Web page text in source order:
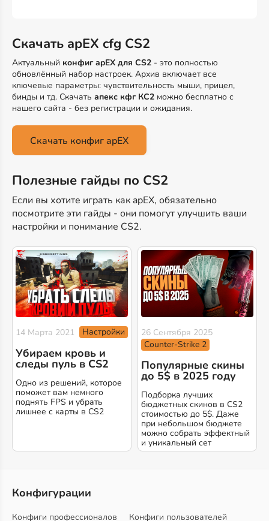
Скачать apEX cfg CS2
Актуальный конфиг apEX для CS2 - это полностью
обновлённый набор настроек. Архив включает все
ключевые параметры: чувствительность мыши, прицел,
бинды и тд. Скачать апекс кфг КС2 можно бесплатно с
нашего сайта - без регистрации и ожидания.
Скачать конфиг apEX
Полезные гайды по CS2
Если вы хотите играть как apEX, обязательно
посмотрите эти гайды - они помогут улучшить ваши
настройки и понимание CS2.
14 Марта 2021 Настройки
Убираем кровь и
следы пуль в CS2
Одно из решений, которое
поможет вам немного
поднять FPS и убрать
лишнее с карты в CS2
26 Сентября 2025
Counter-Strike 2
Популярные скины
до 5$ в 2025 году
Подборка лучших
бюджетных скинов в CS2
стоимостью до 5$. Даже
при небольшом бюджете
можно собрать эффектный
и уникальный сет
Конфигурации
Конфиги профессионалов
Конфиги пользователей